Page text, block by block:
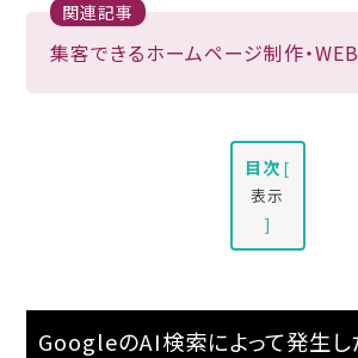
関連記事
集客できるホームページ制作・
目次 [
表示
]
GoogleのAI検索によって発生し